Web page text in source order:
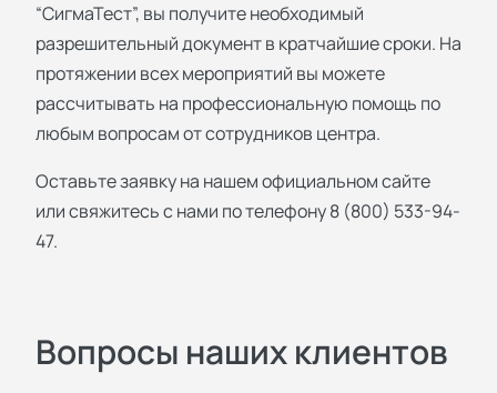
“СигмаТест”, вы получите необходимый
разрешительный документ в кратчайшие сроки. На
протяжении всех мероприятий вы можете
рассчитывать на профессиональную помощь по
любым вопросам от сотрудников центра.
Оставьте заявку на нашем официальном сайте
или свяжитесь с нами по телефону 8 (800) 533-94-
47.
Вопросы наших клиентов